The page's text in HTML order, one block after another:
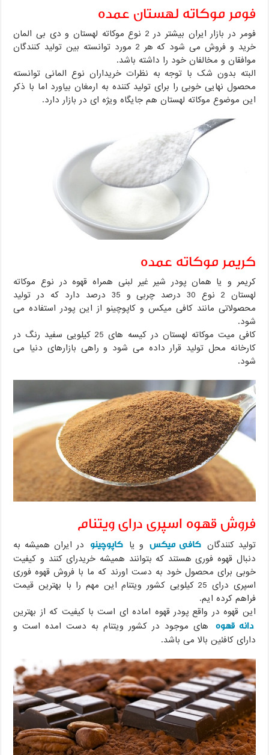
فومر موکاته لهستان عمده
فومر در بازار ایران بیشتر در 2 نوع موکاته لهستان و دی بی المان
خرید و فروش می شود که هر 2 مورد توانسته بین تولید کنندگان
موافقان و مخالفان خود را داشته باشد.
البته بدون شک با توجه به نظرات خریداران نوع المانی توانسته
محصول نهایی خوبی را برای تولید کننده به ارمغان بیاورد اما با ذکر
این موضوع موکاته لهستان هم جایگاه ویژه ای در بازار دارد.
کریمر موکاته عمده
کریمر و یا همان پودر شیر غیر لبنی همراه قهوه در نوع موکاته
لهستان 2 نوع 30 درصد چربی و 35 درصد دارد که در تولید
محصولاتی مانند کافی میکس و کاپوچینو از این پودر استفاده می
شود.
کافی میت موکاته لهستان در کیسه های 25 کیلویی سفید رنگ در
کارخانه محل تولید قرار داده می شود و راهی بازارهای دنیا می
شود.
فروش قهوه اسپری درای ویتنام
تولید کنندگان کافی میکس و یا کاپوچینو در ایران همیشه به
دنبال قهوه فوری هستند که بتوانند همیشه خریدرای کنند و کیفیت
خوبی برای محصول خود به دست اورند که ما با فروش قهوه فوری
اسپری درای 25 کیلویی کشور ویتنام این مهم را با بهترین قیمت
فراهم کرده ایم.
این قهوه در واقع پودر قهوه اماده ای است با کیفیت که از بهترین
دانه قهوه های موجود در کشور ویتنام به دست امده است و
دارای کافئین بالا می باشد.